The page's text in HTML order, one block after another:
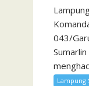
043/
Sumarlin
Lampung